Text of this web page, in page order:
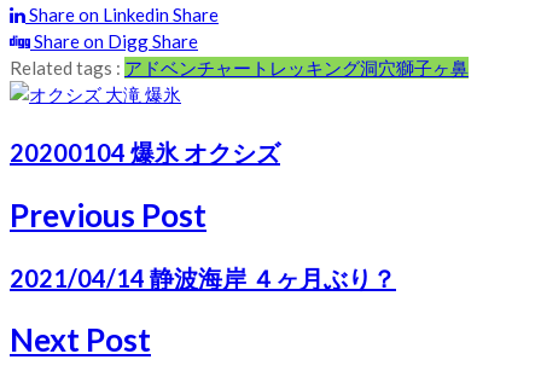
Share on LinkedinShare
Share on DiggShare
Related tags : アドベンチャー トレッキング洞穴獅子ヶ鼻
20200104 爆氷 オクシズ
Previous Post
2021/04/14 静波海岸 ４ヶ月ぶり？
Next Post